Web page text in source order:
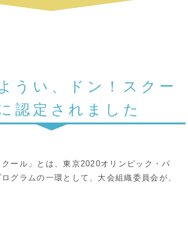
うい、ドン！スクー
認定されました
クール」とは、東京2020オリンピック・パ
グラムの一環として、大会組織委員会が、